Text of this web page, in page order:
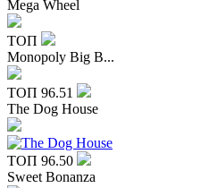
Mega Wheel
ТОП
Monopoly Big B...
ТОП 96.51
The Dog House
ТОП 96.50
Sweet Bonanza